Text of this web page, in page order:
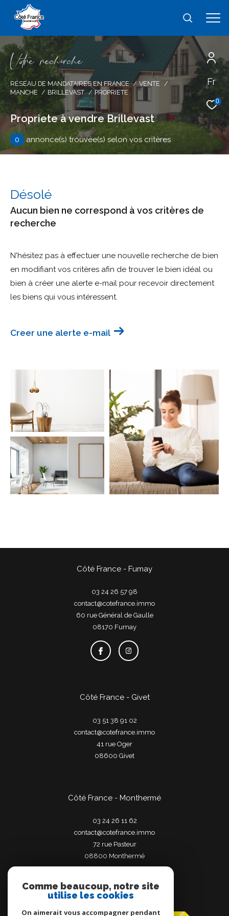
Fr
0
Vore recece
RÉSEAU DE MANDATAIRES EN FRANCE
VENTE
MANCHE
BRILLEVAST PROPRIETE
Propriete à vendre Brillevast
0 annonce(s) trouvée(s) selon vos critères
Désolé
Aucun bien ne correspond à vos critères de
recherche
N'hésitez pas à effectuer une nouvelle recherche de bien
en modifiant vos critères afin de trouver le bien idéal ou
bien à créer une alerte e-mail pour recevoir directement
les biens qui vous intéressent.
Creer une alerte e-mail
Côté France - Fumay
03 24 26 57 98
contact@cotefrance.immo
60 rue Général de Gaulle
08170
fumay
Côté France - Givet
03 51 38 91 02
contact@cotefrance.immo
41 rue Oger
08600
givet
Côté France - Monthermé
03 24 26 11 62
contact@cotefrance.immo
72 rue Pasteur
08800
monthermé
Adhérents
Comme beaucoup, notre site
utilise les cookies
On aimerait vous accompagner pendant
Effectuer une recherche
et trouver le bien qui correspond à vos
critères
Type
d'offre
Vente
bien
Ville
Budget
Surface
Surface
Pièces
AFFINER LES CRITÈRES
TERRASSE PARKING PISCINE
FILTRER PAR
COUPS DE COEUR
EXCLUSIVITÉS NOUVEAUTÉS